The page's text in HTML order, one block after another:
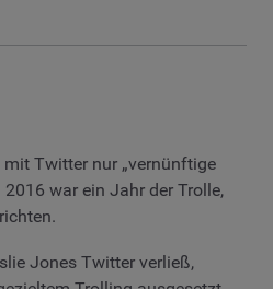
Twitter nur „vernünftige
war ein Jahr der Trolle,
Jones Twitter verließ,